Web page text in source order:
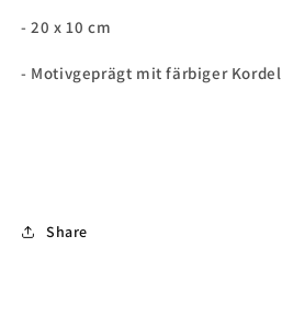
- 20 x 10 cm
- Motivgeprägt mit färbiger Kordel
Share